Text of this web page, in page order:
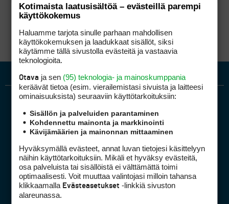
muutama vastaa / antaa tietonsa / lähettää
fyrkaa
Golfpiste mediakortti
Mediahinnasto
Tietoa verkon kävijöistä
Kotimaista laatusisältöä – evästeillä parempi
käyttökokemus
Haluamme tarjota sinulle parhaan mahdollisen
käyttökokemuksen ja laadukkaat sisällöt, siksi
käytämme tällä sivustolla evästeitä ja vastaavia
teknologioita.
Otava ja sen (95) teknologia- ja mainoskumppania
keräävät tietoa (esim. vierailemis­tasi sivuista ja laitteesi
ominaisuuk­sista) seuraaviin käyttötarkoituksiin:
Sisällön ja palveluiden parantaminen
Kohdennettu mainonta ja markkinointi
Kävijämäärien ja mainonnan mittaaminen
Hyväksymällä evästeet, annat luvan tietojesi käsittelyyn
näihin käyttötarkoituksiin. Mikäli et hyväksy evästeitä,
osa palveluista tai sisällöistä ei välttämättä toimi
optimaalisesti. Voit muuttaa valintojasi milloin tahansa
klikkaamalla Evästeasetukset -linkkiä sivuston
alareunassa.